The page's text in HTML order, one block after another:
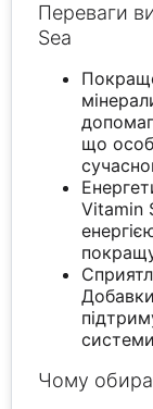
Переваги
Sea
що
Vitamin
Чому